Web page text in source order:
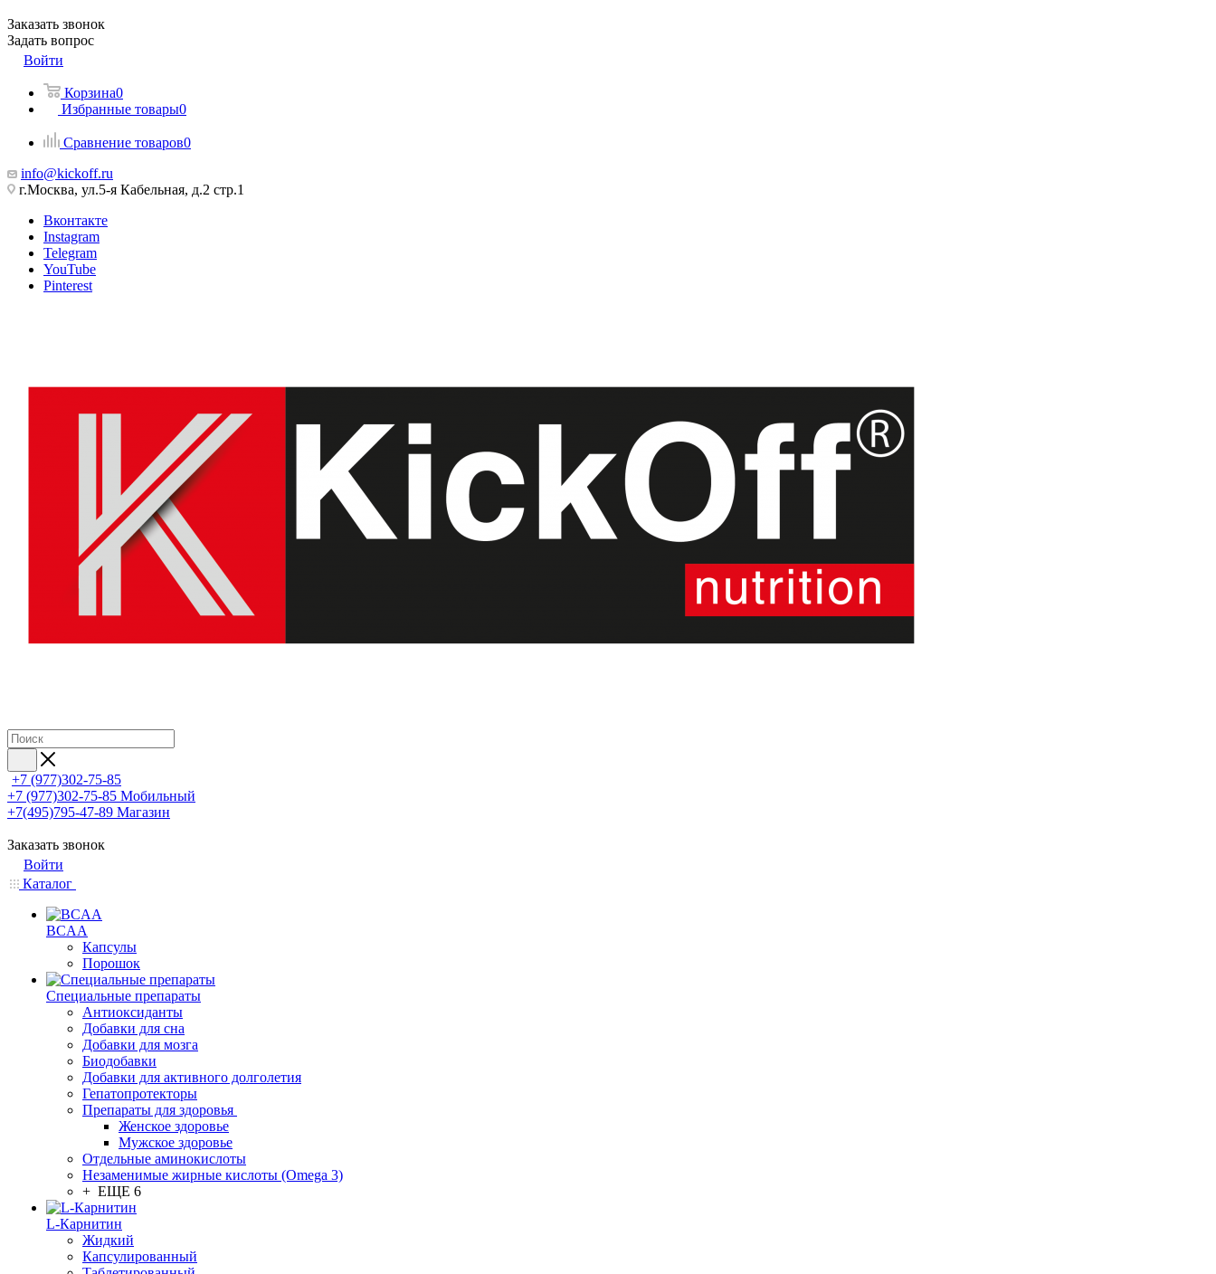
Заказать звонок
Задать вопрос
Войти
Корзина0
Избранные товары0
Сравнение товаров0
info@kickoff.ru
г.Москва, ул.5-я Кабельная, д.2 стр.1
Вконтакте
Instagram
Telegram
YouTube
Pinterest
+7 (977)302-75-85
+7 (977)302-75-85 Мобильный
+7(495)795-47-89 Магазин
Заказать звонок
Войти
Каталог
BCAA
Капсулы
Порошок
Cпециальные препараты
Антиоксиданты
Добавки для сна
Добавки для мозга
Биодобавки
Добавки для активного долголетия
Гепатопротекторы
Препараты для здоровья
Женское здоровье
Мужское здоровье
Отдельные аминокислоты
Незаменимые жирные кислоты (Omega 3)
+ ЕЩЕ 6
L-Карнитин
Жидкий
Капсулированный